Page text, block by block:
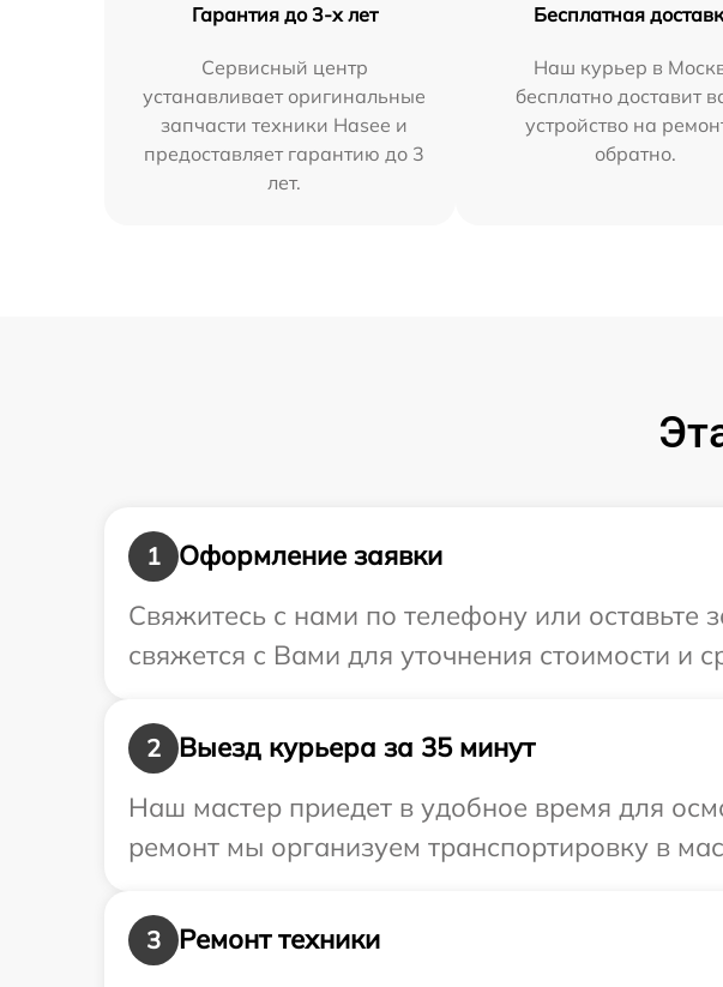
Гарантия до 3-х лет
Сервисный центр
устанавливает оригинальные
запчасти техники Hasee и
предоставляет гарантию до 3
лет.
Бесплатная
Наш курьер в
бесплатно доставит
устройство на
обратно.
1
Оформление заявки
Свяжитесь с нами по телефону или оставьте
свяжется с Вами для уточнения стоимости и
2
Выезд курьера за 35 минут
Наш мастер приедет в удобное время для
ремонт мы организуем транспортировку в
3
Ремонт техники